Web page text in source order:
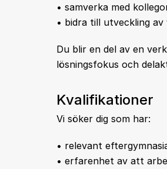
• samverka med
• bidra till utveckling
Du blir en del av en
lösningsfokus och
Kvalifikationer
Vi söker dig som har:
• relevant
• erfarenhet av att